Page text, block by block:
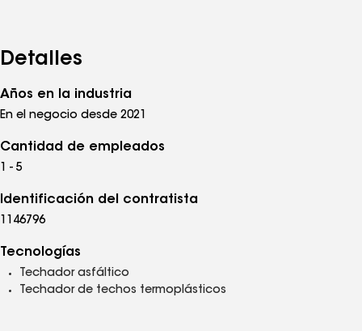
Detalles
Años en la industria
En el negocio desde 2021
Cantidad de empleados
1 - 5
Identificación del contratista
1146796
Tecnologías
Techador asfáltico
Techador de techos termoplásticos